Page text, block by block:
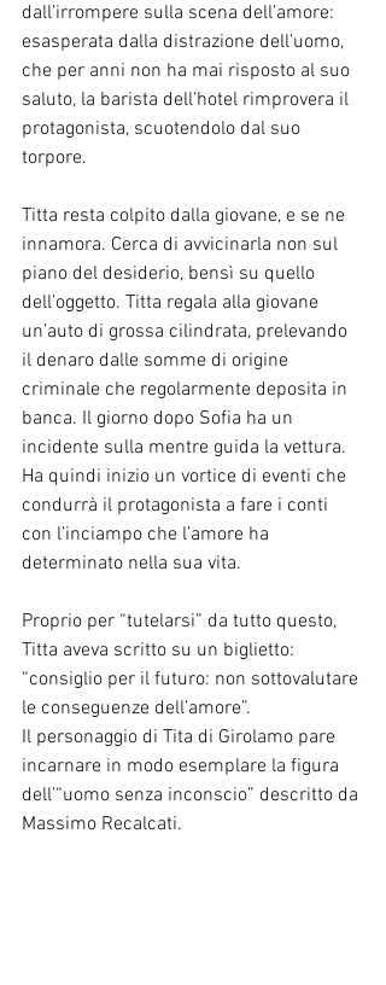
dall’irrompere sulla scena dell’amore:
esasperata dalla distrazione dell’uomo,
che per anni non ha mai risposto al suo
saluto, la barista dell’hotel rimprovera il
protagonista, scuotendolo dal suo
torpore.
Titta resta colpito dalla giovane, e se ne
innamora. Cerca di avvicinarla non sul
piano del desiderio, bensì su quello
dell’oggetto. Titta regala alla giovane
un’auto di grossa cilindrata, prelevando
il denaro dalle somme di origine
criminale che regolarmente deposita in
banca. Il giorno dopo Sofia ha un
incidente sulla mentre guida la vettura.
Ha quindi inizio un vortice di eventi che
condurrà il protagonista a fare i conti
con l’inciampo che l’amore ha
determinato nella sua vita.
Proprio per “tutelarsi” da tutto questo,
Titta aveva scritto su un biglietto:
“consiglio per il futuro: non sottovalutare
le conseguenze dell’amore”.
Il personaggio di Tita di Girolamo pare
incarnare in modo esemplare la figura
dell’“uomo senza inconscio” descritto da
Massimo Recalcati.